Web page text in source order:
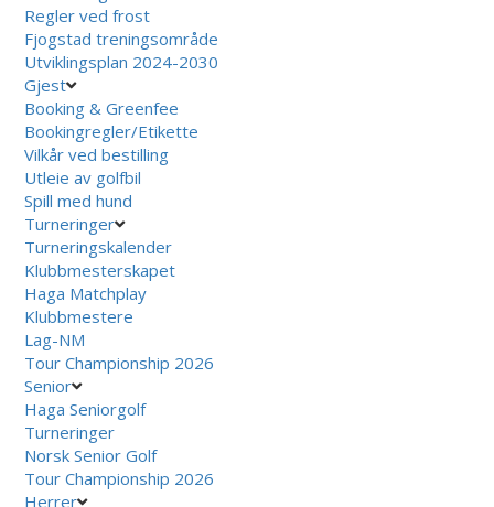
Regler ved frost
Fjogstad treningsområde
Utviklingsplan 2024-2030
Gjest
Booking & Greenfee
Bookingregler/Etikette
Vilkår ved bestilling
Utleie av golfbil
Spill med hund
Turneringer
Turneringskalender
Klubbmesterskapet
Haga Matchplay
Klubbmestere
Lag-NM
Tour Championship 2026
Senior
Haga Seniorgolf
Turneringer
Norsk Senior Golf
Tour Championship 2026
Herrer